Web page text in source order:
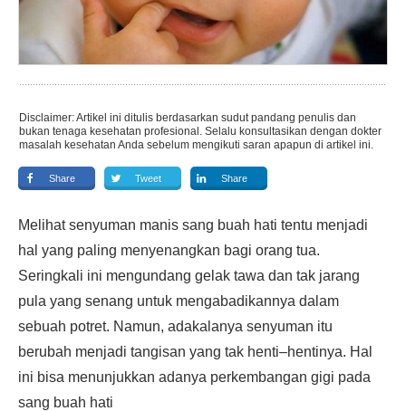
Disclaimer: Artikel ini ditulis berdasarkan sudut pandang penulis dan
bukan tenaga kesehatan profesional. Selalu konsultasikan dengan dokter
masalah kesehatan Anda sebelum mengikuti saran apapun di artikel ini.
Share Tweet Share
Melihat senyuman manis sang buah hati tentu menjadi
hal yang paling menyenangkan bagi orang tua.
Seringkali ini mengundang gelak tawa dan tak jarang
pula yang senang untuk mengabadikannya dalam
sebuah potret. Namun, adakalanya senyuman itu
berubah menjadi tangisan yang tak henti–hentinya. Hal
ini bisa menunjukkan adanya perkembangan gigi pada
sang buah hati